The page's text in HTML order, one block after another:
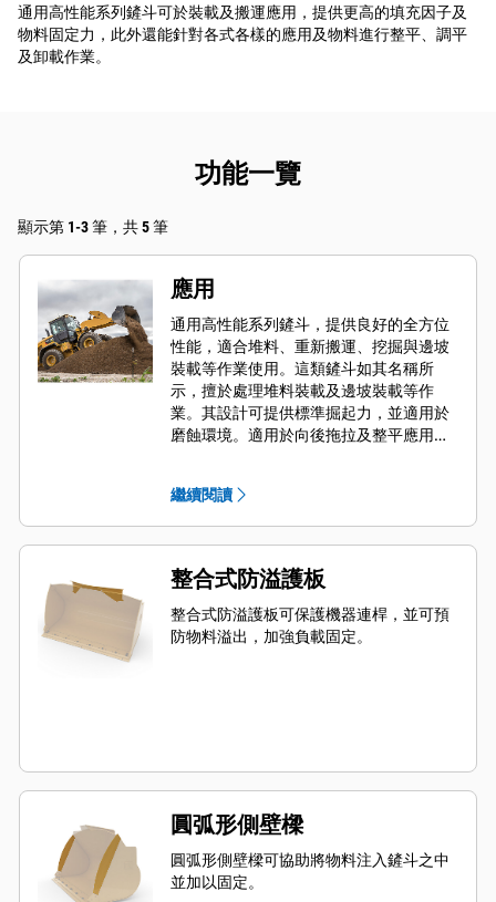
通用高性能系列鏟斗可於裝載及搬運應用，提供更高的填充因子及
物料固定力，此外還能針對各式各樣的應用及物料進行整平、調平
及卸載作業。
功能一覽
顯示第 1-3 筆，共 5 筆
應用
通用高性能系列鏟斗，提供良好的全方位
性能，適合堆料、重新搬運、挖掘與邊坡
裝載等作業使用。這類鏟斗如其名稱所
示，擅於處理堆料裝載及邊坡裝載等作
業。其設計可提供標準掘起力，並適用於
磨蝕環境。適用於向後拖拉及整平應用。
繼續閱讀
整合式防溢護板
整合式防溢護板可保護機器連桿，並可預
防物料溢出，加強負載固定。
圓弧形側壁樑
圓弧形側壁樑可協助將物料注入鏟斗之中
並加以固定。